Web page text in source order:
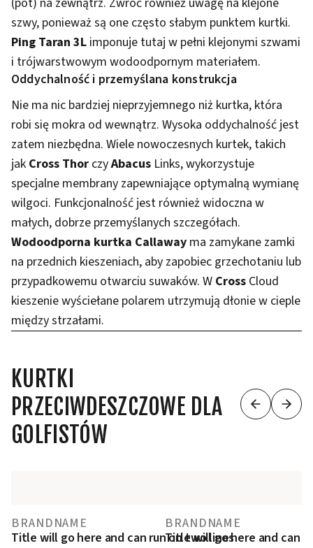
szwy, ponieważ są one często słabym punktem kurtki.
Ping Taran 3L imponuje tutaj w pełni klejonymi szwami
i trójwarstwowym wodoodpornym materiałem.
Oddychalność i przemyślana konstrukcja
Nie ma nic bardziej nieprzyjemnego niż kurtka, która
robi się mokra od wewnątrz. Wysoka oddychalność jest
zatem niezbędna. Wiele nowoczesnych kurtek, takich
jak Cross Thor czyAbacus Links, wykorzystuje
specjalne membrany zapewniające optymalną wymianę
wilgoci. Funkcjonalność jest również widoczna w
małych, dobrze przemyślanych szczegółach.
Wodoodporna kurtka Callaway ma zamykane zamki
na przednich kieszeniach, aby zapobiec grzechotaniu lub
przypadkowemu otwarciu suwaków. W Cross Cloud
kieszenie wyściełane polarem utrzymują dłonie w cieple
między strzałami.
KURTKI
PRZECIWDESZCZOWE DLA
GOLFISTÓW
BRANDNAME
Title will go here and can run on two lines
BRANDNAME
Title will go here and can